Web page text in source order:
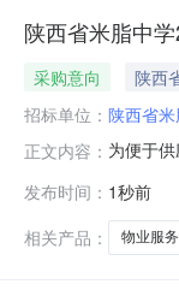
陕西省米脂中
采购意向 陕西
招标单位： 陕西省
正文内容： 为便于
等需满
中学2026
发布时间： 1秒前
相关产品：
物业服务